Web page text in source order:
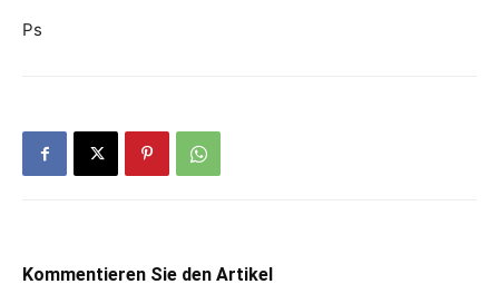
Ps
Kommentieren Sie den Artikel